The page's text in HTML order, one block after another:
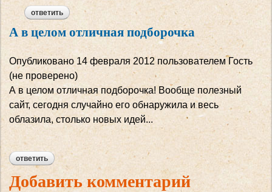
ответить
А в целом отличная подборочка
Опубликовано 14 февраля 2012пользователемГость
(не проверено)
А в целом отличная подборочка! Вообще полезный
сайт, сегодня случайно его обнаружила и весь
облазила, столько новых идей...
ответить
Добавить комментарий